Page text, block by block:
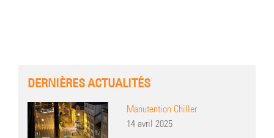
DERNIÈRES ACTUALITÉS
Manutention Chiller
14 avril 2025